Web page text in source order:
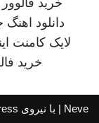
خرید
دانلود اهنگ
لایک کامنت
خرید
Neve | با نیروی